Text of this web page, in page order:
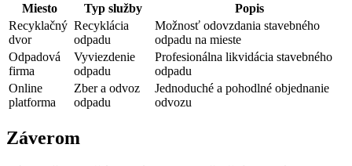
Miesto Typ služby
Popis
Recyklačný
dvor
Recyklácia
odpadu
Možnosť odovzdania stavebného
odpadu na mieste
Odpadová
firma
Vyviezdenie
odpadu
Profesionálna likvidácia stavebného
odpadu
Online
platforma
Zber a odvoz
odpadu
Jednoduché a pohodlné objednanie
odvozu
Záverom